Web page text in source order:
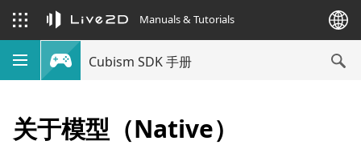
Manuals & Tutorials
Cubism SDK 手册
关于模型（Native）